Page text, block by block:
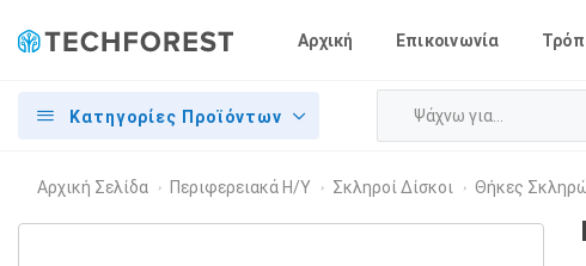
Αρχική Επικοινωνία
Κατηγορίες Προϊόντων
Αρχική Σελίδα › Περιφερειακά Η/Υ › Σκληροί Δίσκοι › Θήκες